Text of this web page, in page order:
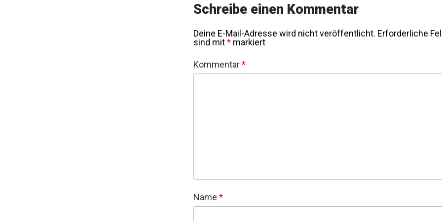
Schreibe einen Kommentar
Deine E-Mail-Adresse wird nicht veröffentlicht. Erforderliche
sind mit* markiert
Kommentar*
Name *